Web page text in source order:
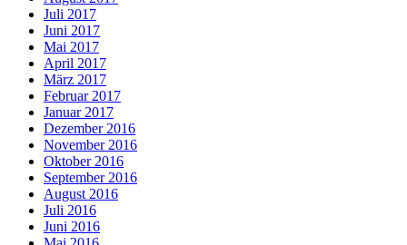
Juli 2017
Juni 2017
Mai 2017
April 2017
März 2017
Februar 2017
Januar 2017
Dezember 2016
November 2016
Oktober 2016
September 2016
August 2016
Juli 2016
Juni 2016